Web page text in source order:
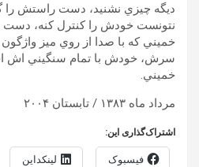
ديگه چيزي نشنيد، دست راستش
نتونست خودش را کنترل کنه،
خميني که با صدا از روي ميز
سرش، خودش با تمام سنگيني اش
خميني.
مرداد ماه ۱۳۸۳ / تابستان ۲۰۰۴
اشتراک‌گذاری این:
فیسبوک لینکداین